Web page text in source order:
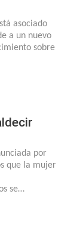
asociado
a un nuevo
sobre
por
que la mujer
se…